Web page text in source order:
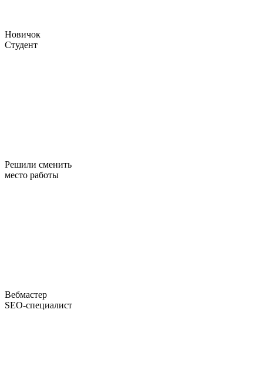
Новичок
Студент
Решили сменить
место работы
Вебмастер
SEO-специалист